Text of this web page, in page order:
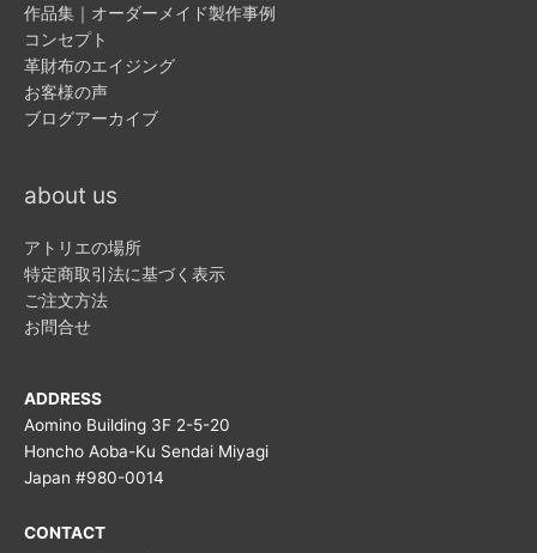
作品集｜オーダーメイド製作事例
コンセプト
革財布のエイジング
お客様の声
ブログアーカイブ
about us
アトリエの場所
特定商取引法に基づく表示
ご注文方法
お問合せ
ADDRESS
Aomino Building 3F 2-5-20
Honcho Aoba-Ku Sendai Miyagi
Japan #980-0014
CONTACT